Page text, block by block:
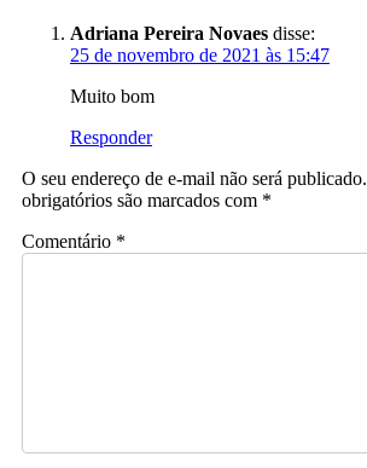
Adriana Pereira Novaes disse:
25 de novembro de 2021 às 15:47
Muito bom
Responder
O seu endereço de e-mail não será publicado.
obrigatórios são marcados com *
Comentário *